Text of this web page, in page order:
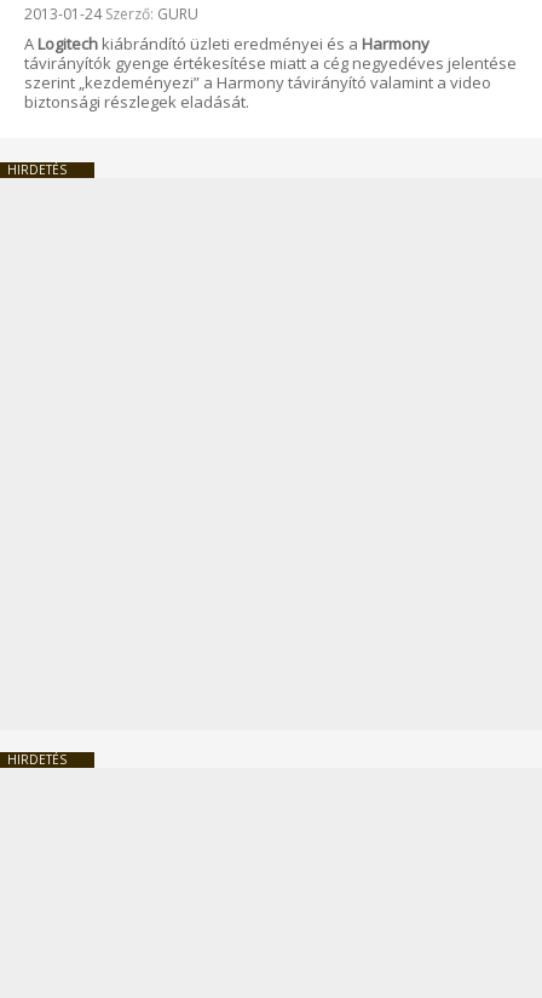
Beküldve:
2013-01-24Szerző: GURU
A Logitech kiábrándító üzleti eredményei és a Harmony
távirányítók gyenge értékesítése miatt a cég negyedéves jelentése
szerint „kezdeményezi” a Harmony távirányító valamint a video
biztonsági részlegek eladását.
HIRDETÉS
HIRDETÉS